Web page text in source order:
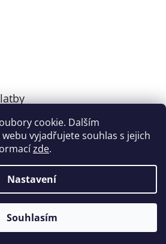
cookie. Dalším
vyjadřujete souhlas s jejich
zde.
Nastavení
Souhlasím
Vytvořil Shoptet
. Všechna práva vyhrazena.